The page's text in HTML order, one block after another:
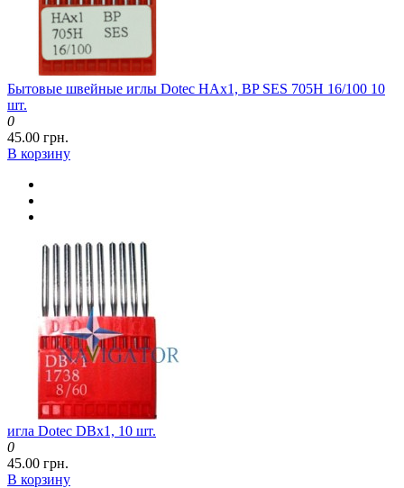
Бытовые швейные иглы Dotec HAx1, BP SES 705H 16/100 10
шт.
0
45.00 грн.
В корзину
игла Dotec DBx1, 10 шт.
0
45.00 грн.
В корзину